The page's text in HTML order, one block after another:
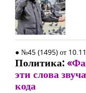
● №45 (1495) от
Политика:
эти слова
кода